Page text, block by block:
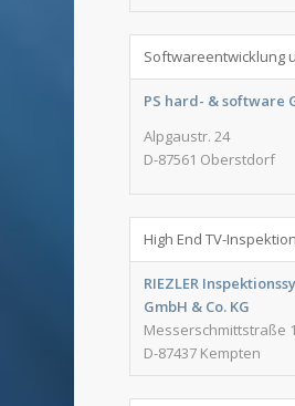
Softwareentwicklung
PS hard- & software
Alpgaustr. 24
D-87561 Oberstdorf
High End TV-
RIEZLER
GmbH & Co. KG
Messerschmittstraße
D-87437 Kempten